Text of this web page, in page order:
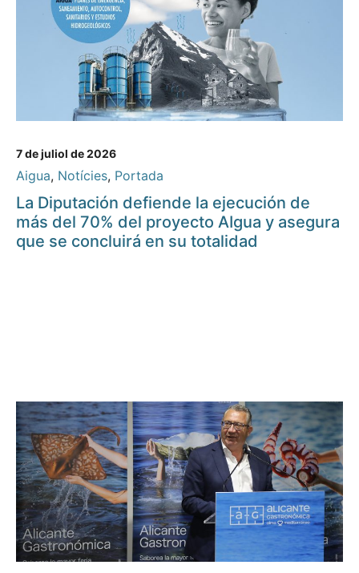
7 de juliol de 2026
Aigua, Notícies, Portada
La Diputación defiende la ejecución de
más del 70% del proyecto AIgua y asegura
que se concluirá en su totalidad